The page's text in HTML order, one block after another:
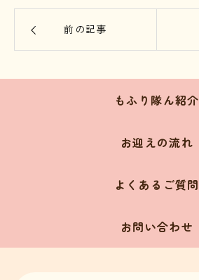
前の記事
もふり隊ん紹介
お迎えの流れ
よくあるご質問
お問い合わせ